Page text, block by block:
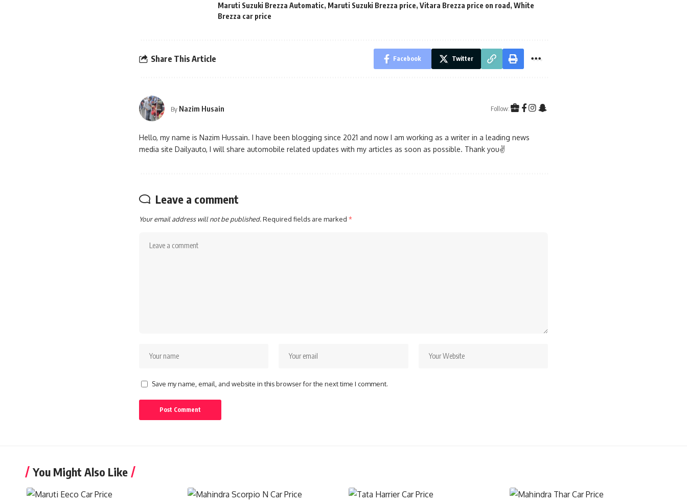
Maruti Suzuki Brezza Automatic, Maruti Suzuki Brezza price, Vitara Brezza price on road , White
Brezza car price
Share This Article Facebook Twitter
By Nazim Husain Follow:
Hello, my name is Nazim Hussain. I have been blogging since 2021 and now I am working as a writer in a leading news
media site Dailyauto, I will share automobile related updates with my articles as soon as possible. Thank you✌
Leave a comment
Your email address will not be published.Required fields are marked *
Save my name, email, and website in this browser for the next time I comment.
You Might Also Like